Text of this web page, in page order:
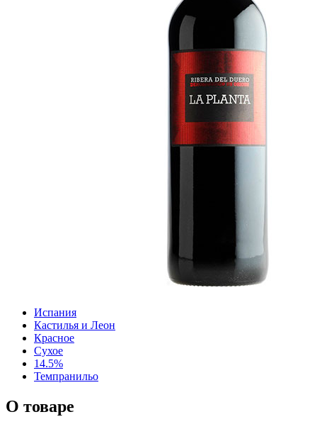
Испания
Кастилья и Леон
Красное
Сухое
14.5%
Темпранильо
О товаре